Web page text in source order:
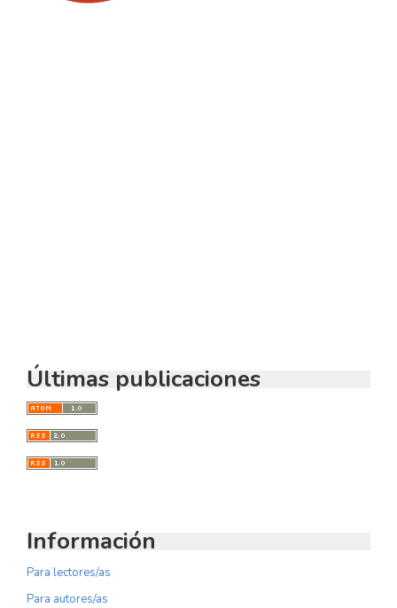
Últimas publicaciones
Información
Para lectores/as
Para autores/as